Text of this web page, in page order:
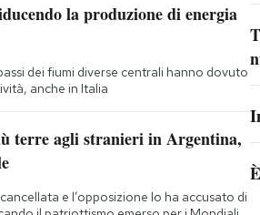
la produzione di energia
dei fiumi diverse centrali hanno dovuto
anche in Italia
terre agli stranieri in Argentina,
e l’opposizione lo ha accusato di